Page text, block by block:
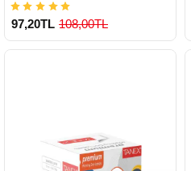
97,20TL 108,00TL